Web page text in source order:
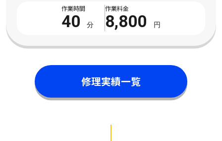
作業時間
50 分 8,800
修理実績一覧